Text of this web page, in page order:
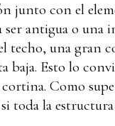
junto con el
ser antigua o
techo, una gran
baja. Esto lo
cortina. Como
toda la